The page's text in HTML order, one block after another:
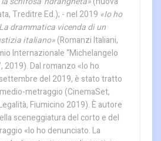
Treditre Ed.); - nel 2019 «Io ho
drammatica vicenda di un
italiano»(Romanzi Italiani,
Internazionale “Michelangelo
2019). Dal romanzo «Io ho
del 2019, è stato tratto
metraggio (CinemaSet,
Fiumicino 2019). È autore
sceneggiatura del corto e del
«Io ho denunciato. La